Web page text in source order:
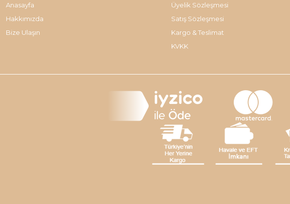
Anasayfa
Hakkımızda
Bize Ulaşın
Üyelik Sözleşmesi
Satış Sözleşmesi
Kargo & Teslimat
KVKK